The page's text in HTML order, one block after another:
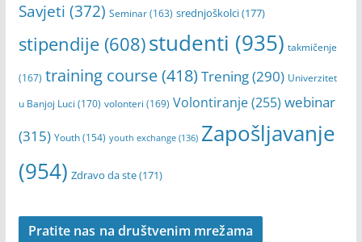
Savjeti (372) Seminar(163) srednjoškolci(177)
stipendije(608)studenti (935) takmičenje
(167) training course(418) Trening(290) Univerzitet
u Banjoj Luci (170) volonteri (169) Volontiranje(255) webinar
(315) Youth(154) youth exchange(136) Zapošljavanje
(954) Zdravo da ste(171)
Pratite nas na društvenim mrežama